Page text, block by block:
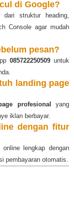
di Google?
struktur heading,
Console agar mudah
pesan?
085722250509untuk
landing page
profesional
yang
iklan berbayar.
dengan fitur
lengkap dengan
pembayaran otomatis.